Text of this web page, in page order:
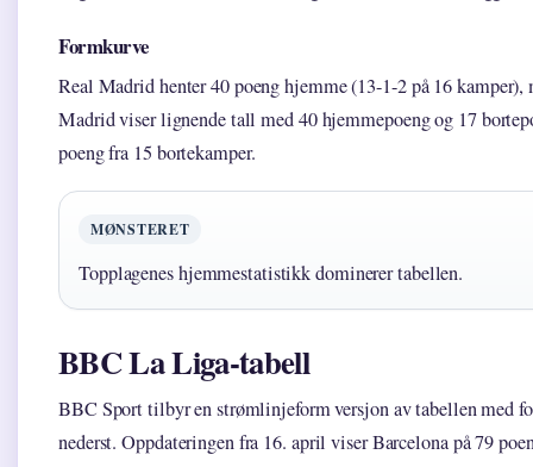
Formkurve
Real Madrid henter 40 poeng hjemme (13-1-2 på 16
Madrid viser lignende tall med 40 hjemmepoeng og 17
poeng fra 15 bortekamper.
MØNSTERET
Topplagenes hjemmestatistikk dominerer tabellen.
BBC La Liga-tabell
BBC Sport tilbyr en strømlinjeform versjon av tabellen med
nederst. Oppdateringen fra 16. april viser Barcelona på 79